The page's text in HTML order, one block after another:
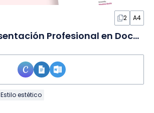
2 A4
Carta de Presentación Profesional en Documento
Estilo estético